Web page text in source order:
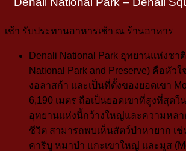
เช้า รับประทานอาหารเช้า ณ ร้านอาหาร
Denali National Park อุทยานแห่งชา
National Park and Preserve) คือหัว
งอลาสก้า และเป็นที่ตั้งของยอดเขา
6,190 เมตร ถือเป็นยอดเขาที่สูงที่สุดใ
อุทยานแห่งนี้กว้างใหญ่และความหล
ชีวิต สามารถพบเห็นสัตว์ป่าหายาก เ
คาริบู หมาป่า แกะเขาใหญ่ และมูส